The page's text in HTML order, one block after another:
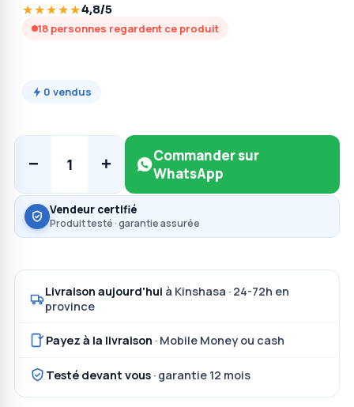
★★★★★4,8/5
18 personnes regardent ce produit
0 vendus
− 1 +
Commander sur
WhatsApp
Vendeur certifié
Produit testé · garantie assurée
Livraison aujourd'hui à Kinshasa · 24-72h en
province
Payez à la livraison · Mobile Money ou cash
Testé devant vous · garantie 12 mois